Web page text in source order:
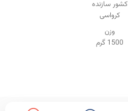
کشور سازنده
کرواسی
وزن
1500 گرم